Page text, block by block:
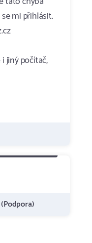
mi přihlásit.
jiný počítač,